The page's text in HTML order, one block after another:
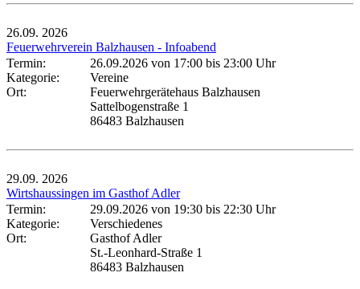
26.09. 2026
Feuerwehrverein Balzhausen - Infoabend
Termin:
26.09.2026 von 17:00 bis 23:00 Uhr
Kategorie:
Vereine
Ort:
Feuerwehrgerätehaus Balzhausen
Sattelbogenstraße 1
86483 Balzhausen
29.09. 2026
Wirtshaussingen im Gasthof Adler
Termin:
29.09.2026 von 19:30 bis 22:30 Uhr
Kategorie:
Verschiedenes
Ort:
Gasthof Adler
St.-Leonhard-Straße 1
86483 Balzhausen